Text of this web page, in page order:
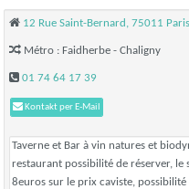
12 Rue Saint-Bernard, 75011
Métro : Faidherbe - Chaligny
01 74 64 17 39
Kontakt per E-Mail
Taverne et Bar à vin natures et
restaurant possibilité de réserver,
8euros sur le prix caviste,